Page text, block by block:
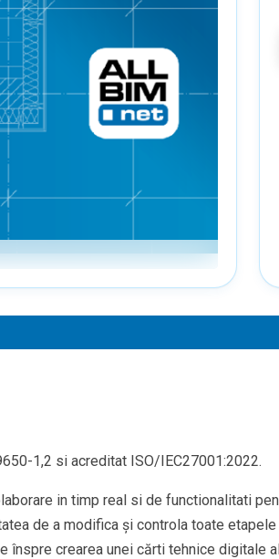
1,2 si acreditat ISO/IEC27001:2022.
in timp real si de functionalitati
de a modifica și controla toate
crearea unei cărti tehnice digitale